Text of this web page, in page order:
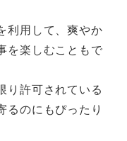
利用して、爽やか
を楽しむこともで
り許可されている
るのにもぴったり